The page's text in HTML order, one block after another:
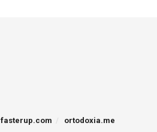
fasterup.com ortodoxia.me